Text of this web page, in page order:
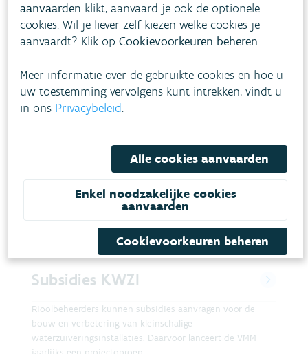
Gerelateerde diensten &
producten
Subsidies riolering
riolering subsidies aanvragen bij de VMM. Daarvoor
lanceert de VMM jaarlijks een projectoproep.
OVERHEDEN RIOLERING EN WATERZUIVERING
Subsidies KWZI
Rioolbeheerders kunnen subsidies aanvragen voor de
bouw en verbetering van kleinschalige
waterzuiveringsinstallaties. Daarvoor lanceert de VMM
aanvaarden klikt, aanvaard je ook de optionele
cookies. Wil je liever zelf kiezen welke cookies je
aanvaardt? Klik opCookievoorkeuren beheren.
Meer informatie over de gebruikte cookies en hoe u
uw toestemming vervolgens kunt intrekken, vindt u
in ons Privacybeleid.
Alle cookies aanvaarden
Enkel noodzakelijke cookies
aanvaarden
Cookievoorkeuren beheren